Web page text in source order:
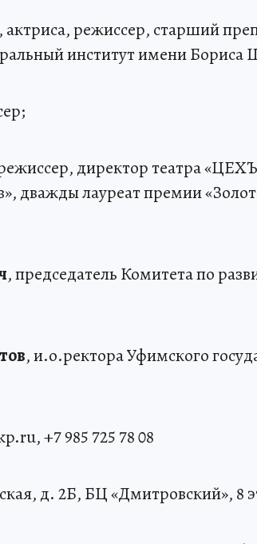
актриса, режиссер, старший
институт имени Бориса
директор театра
дважды лауреат премии
, председатель Комитета по
, и.о.ректора Уфимского
+7 985 725 78 08
д. 2Б, БЦ «Дмитровский», 8